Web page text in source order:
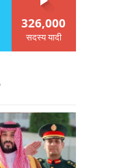
326,000
सदस्य यादी